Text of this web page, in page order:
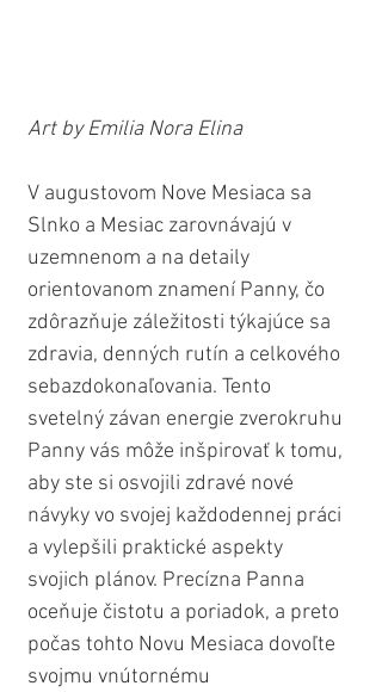
Art by Emilia Nora Elina
V augustovom Nove Mesiaca sa
Slnko a Mesiac zarovnávajú v
uzemnenom a na detaily
orientovanom znamení Panny, čo
zdôrazňuje záležitosti týkajúce sa
zdravia, denných rutín a celkového
sebazdokonaľovania. Tento
svetelný závan energie zverokruhu
Panny vás môže inšpirovať k tomu,
aby ste si osvojili zdravé nové
návyky vo svojej každodennej práci
a vylepšili praktické aspekty
svojich plánov. Precízna Panna
oceňuje čistotu a poriadok, a preto
počas tohto Novu Mesiaca dovoľte
svojmu vnútornému